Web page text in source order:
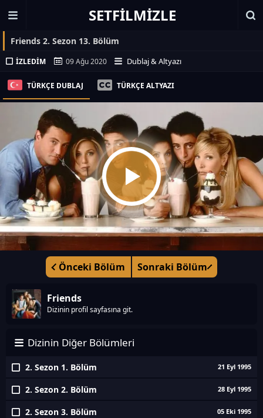
SETFILMIZLE
Friends 2. Sezon 13. Bölüm
İZLEDIM 09 Ağu 2020 Dublaj & Altyazı
TÜRKÇE DUBLAJ TÜRKÇE ALTYAZI
Önceki Bölüm Sonraki Bölüm
Friends
Dizinin profil sayfasına git.
Dizinin Diğer Bölümleri
2. Sezon 1. Bölüm 21 Eyl 1995
2. Sezon 2. Bölüm 28 Eyl 1995
2. Sezon 3. Bölüm 05 Eki 1995